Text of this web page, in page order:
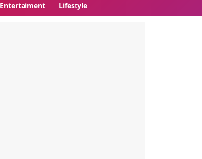
Entertaiment Lifestyle